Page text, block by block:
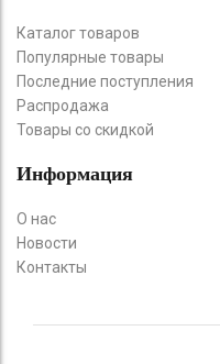
Каталог товаров
Популярные товары
Последние поступления
Распродажа
Товары со скидкой
Информация
О нас
Новости
Контакты